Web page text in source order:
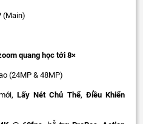
(Main)
quang học tới 8×
(24MP & 48MP)
Lấy Nét Chủ Thể,Điều Khiển